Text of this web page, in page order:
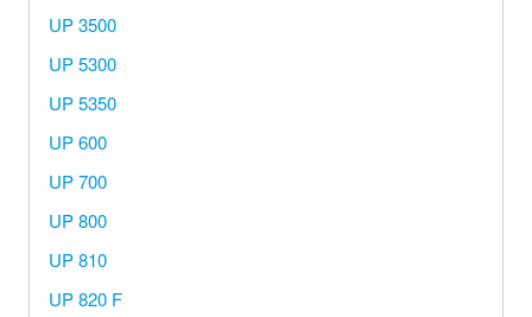
UP 3500
UP 5300
UP 5350
UP 600
UP 700
UP 800
UP 810
UP 820 F